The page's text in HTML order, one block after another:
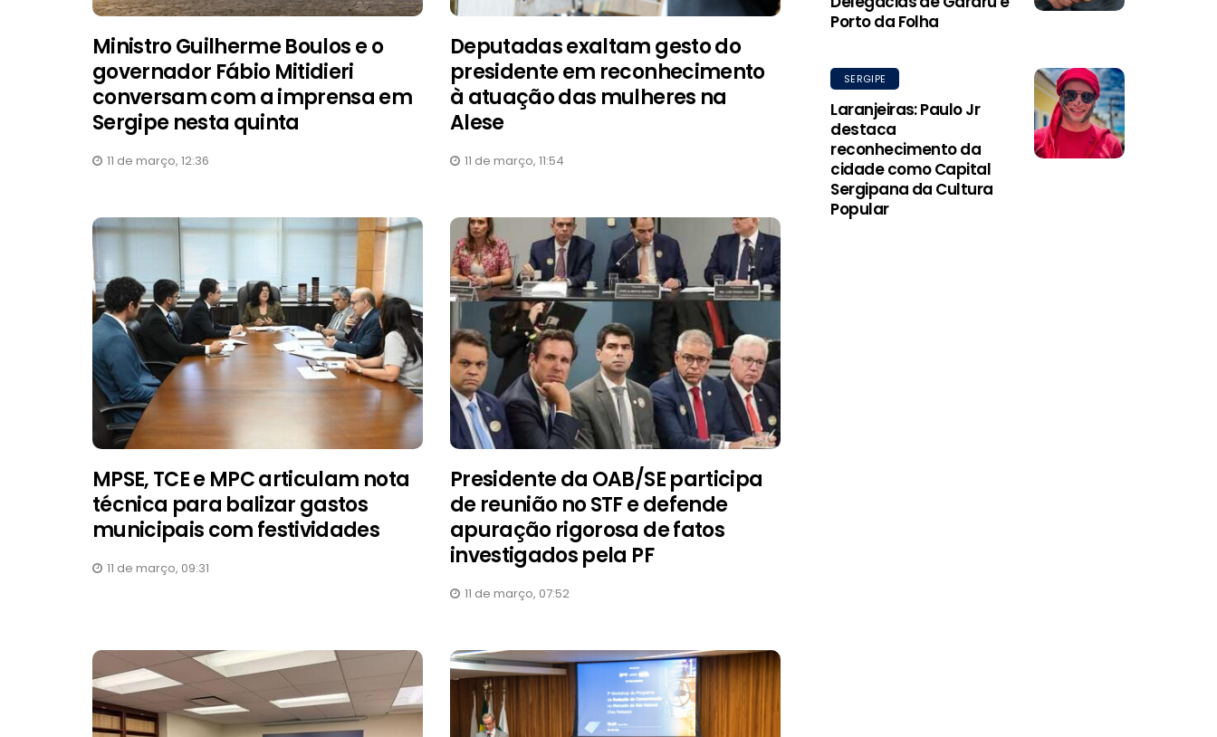
Ministro Guilherme Boulos e o
governador Fábio Mitidieri
conversam com a imprensa em
Sergipe nesta quinta
11 de março, 12:36
Deputadas exaltam gesto do
presidente em reconhecimento
à atuação das mulheres na
Alese
11 de março, 11:54
MPSE, TCE e MPC articulam nota
técnica para balizar gastos
municipais com festividades
11 de março, 09:31
Presidente da OAB/SE participa
de reunião no STF e defende
apuração rigorosa de fatos
investigados pela PF
11 de março, 07:52
Porto da Folha
SERGIPE
Laranjeiras: Paulo Jr
destaca
reconhecimento da
cidade como Capital
Sergipana da Cultura
Popular